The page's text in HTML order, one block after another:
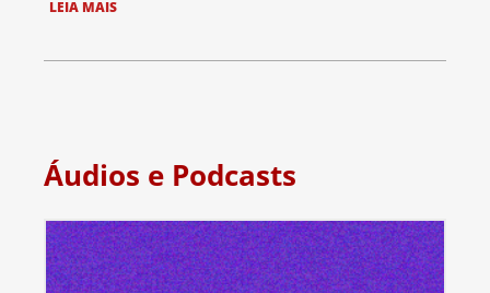
LEIA MAIS
Áudios e Podcasts